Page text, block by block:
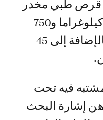
العثور بحوزته على 7200 قرص طبي مخدر
من نوع «ريفوتريل» و29 كيلوغراما و750
غراما من مخدر الشيرا بالإضافة إلى 45
فيه تحت
إشارة البحث